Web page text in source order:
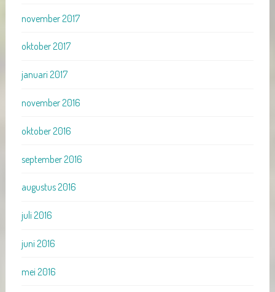
november 2017
oktober 2017
januari 2017
november 2016
oktober 2016
september 2016
augustus 2016
juli 2016
juni 2016
mei 2016